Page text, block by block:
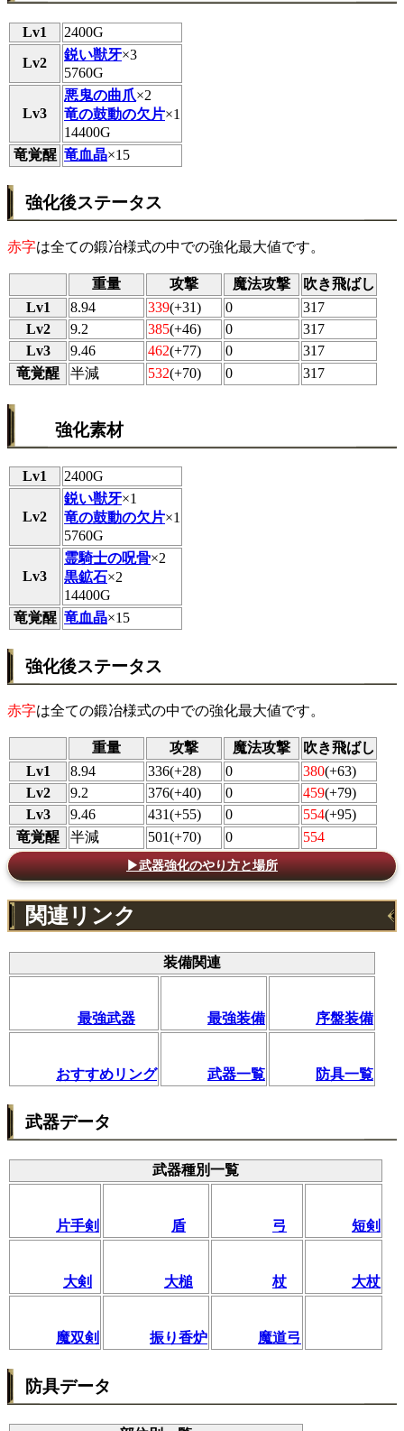
Lv1
2400G
Lv2
鋭い獣牙×3
5760G
Lv3
悪鬼の曲爪×2
竜の鼓動の欠片×1
14400G
竜覚醒 竜血晶×15
強化後ステータス
赤字は全ての鍛冶様式の中での強化最大値です。
重量 攻撃 魔法攻撃
吹き飛ばし
Lv1
8.94 339(+31) 0
317
Lv2
9.2 385(+46) 0
317
Lv3
9.46 462(+77) 0
317
竜覚醒
半減 532(+70) 0 317
強化素材
Lv1 2400G
Lv2
鋭い獣牙×1
竜の鼓動の欠片×1
5760G
Lv3
霊騎士の呪骨×2
黒鉱石×2
14400G
竜覚醒 竜血晶×15
強化後ステータス
赤字は全ての鍛冶様式の中での強化最大値です。
重量 攻撃 魔法攻撃
吹き飛ばし
Lv1
8.94 336(+28) 0 380(+63)
Lv2
9.2 376(+40) 0 459(+79)
Lv3
9.46 431(+55) 0 554(+95)
竜覚醒
半減 501(+70) 0 554
▶武器強化のやり方と場所
関連リンク
装備関連
最強武器 最強装備 序盤装備
おすすめリング 武器一覧 防具一覧
武器データ
武器種別一覧
片手剣 盾 弓 短剣
大剣 大槌 杖 大杖
魔双剣 振り香炉 魔道弓
防具データ